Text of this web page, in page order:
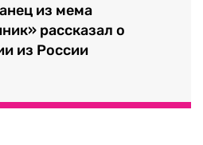
из мема
рассказал о
из России